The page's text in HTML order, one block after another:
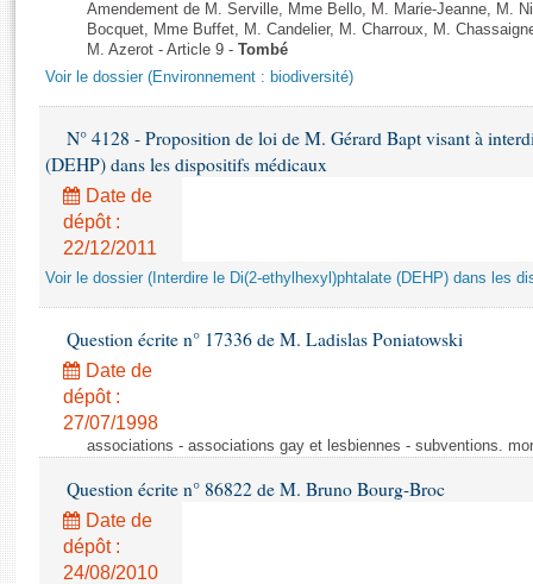
Rapports d'information
Rapports d'enquête
Rapports sur l'application des lois
Baromètre de l’application des lois
Dossiers législatifs
Budget et sécurité sociale
Questions écrites et orales
Comptes rendus des débats
Anciennes législatures
Liens vers les sites publics
Amendement de M. Serville, Mme Bello, M. Marie-Jeanne, M.
Bocquet, Mme Buffet, M. Candelier, M. Charroux, M.
M. Azerot - Article 9 - Tombé
Voir le dossier (Environnement : biodiversité)
N° 4128 - Proposition de loi de M. Gérard Bapt visant à
(DEHP) dans les dispositifs médicaux
Date de
dépôt :
22/12/2011
Voir le dossier (Interdire le Di(2-ethylhexyl)phtalate (DEHP) dans les
Question écrite n° 17336 de M. Ladislas Poniatowski
Date de
dépôt :
27/07/1998
associations - associations gay et lesbiennes - subventions.
Question écrite n° 86822 de M. Bruno Bourg-Broc
Date de
dépôt :
24/08/2010